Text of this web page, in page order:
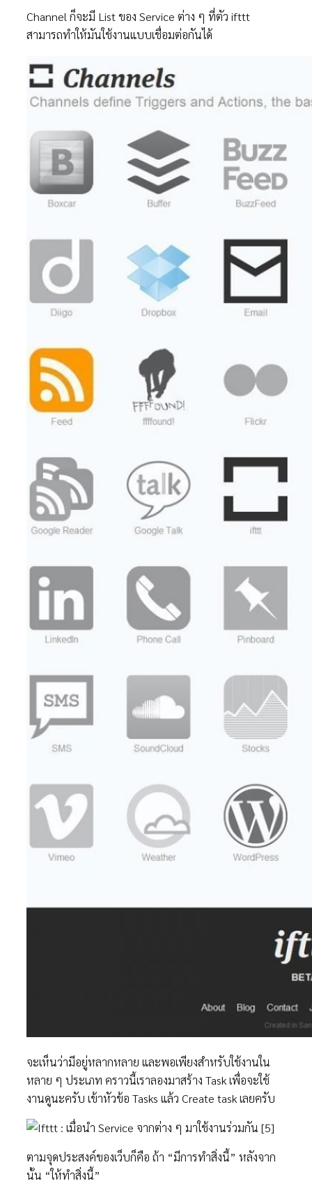
Channel ก็จะมี List ของ Service ต่าง ๆ ที่ตัว ifttt
สามารถทำให้มันใช้งานแบบเชื่อมต่อกันได้
จะเห็นว่ามีอยู่หลากหลาย และพอเพียงสำหรับใช้งานใน
หลาย ๆ ประเภท คราวนี้เราลองมาสร้าง Task เพื่อจะใช้
งานดูนะครับ เข้าหัวข้อ Tasks แล้ว Create task เลยครับ
ตามจุดประสงค์ของเว็บก็คือ ถ้า “มีการทำสิ่งนี้” หลังจาก
นั้น “ให้ทำสิ่งนี้”